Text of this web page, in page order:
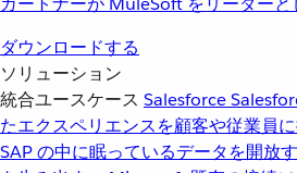
ダウンロードする
ソリューション
統合ユースケース Salesforce
たエクスペリエンスを顧客や従業員
SAP の中に眠っているデータを開放